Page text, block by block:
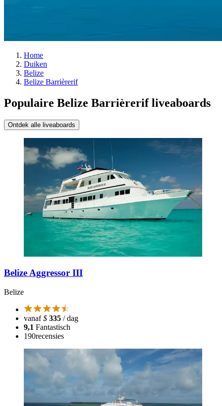
Home
Duiken
Belize
Belize Barrièrerif
Populaire Belize Barrièrerif liveaboards
Ontdek alle liveaboards
Belize Aggressor III
Belize
vanaf$ 335 / dag
9,1 Fantastisch
190recensies